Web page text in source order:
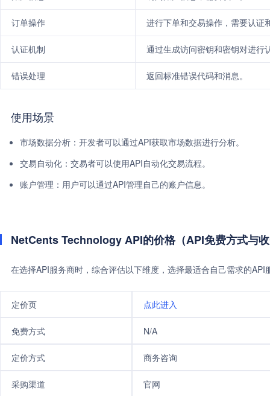
订单操作 进行下单和交易操作，需要认证
认证机制 通过生成访问密钥和密钥对进行
错误处理 返回标准错误代码和消息。
使用场景
市场数据分析：开发者可以通过API获取市场数据进行分析。
交易自动化：交易者可以使用API自动化交易流程。
账户管理：用户可以通过API管理自己的账户信息。
NetCents Technology API的价格（API免费方式与
在选择API服务商时，综合评估以下维度，选择最适合自己需求的
定价页 点此进入
免费方式 N/A
定价方式 商务咨询
采购渠道 官网